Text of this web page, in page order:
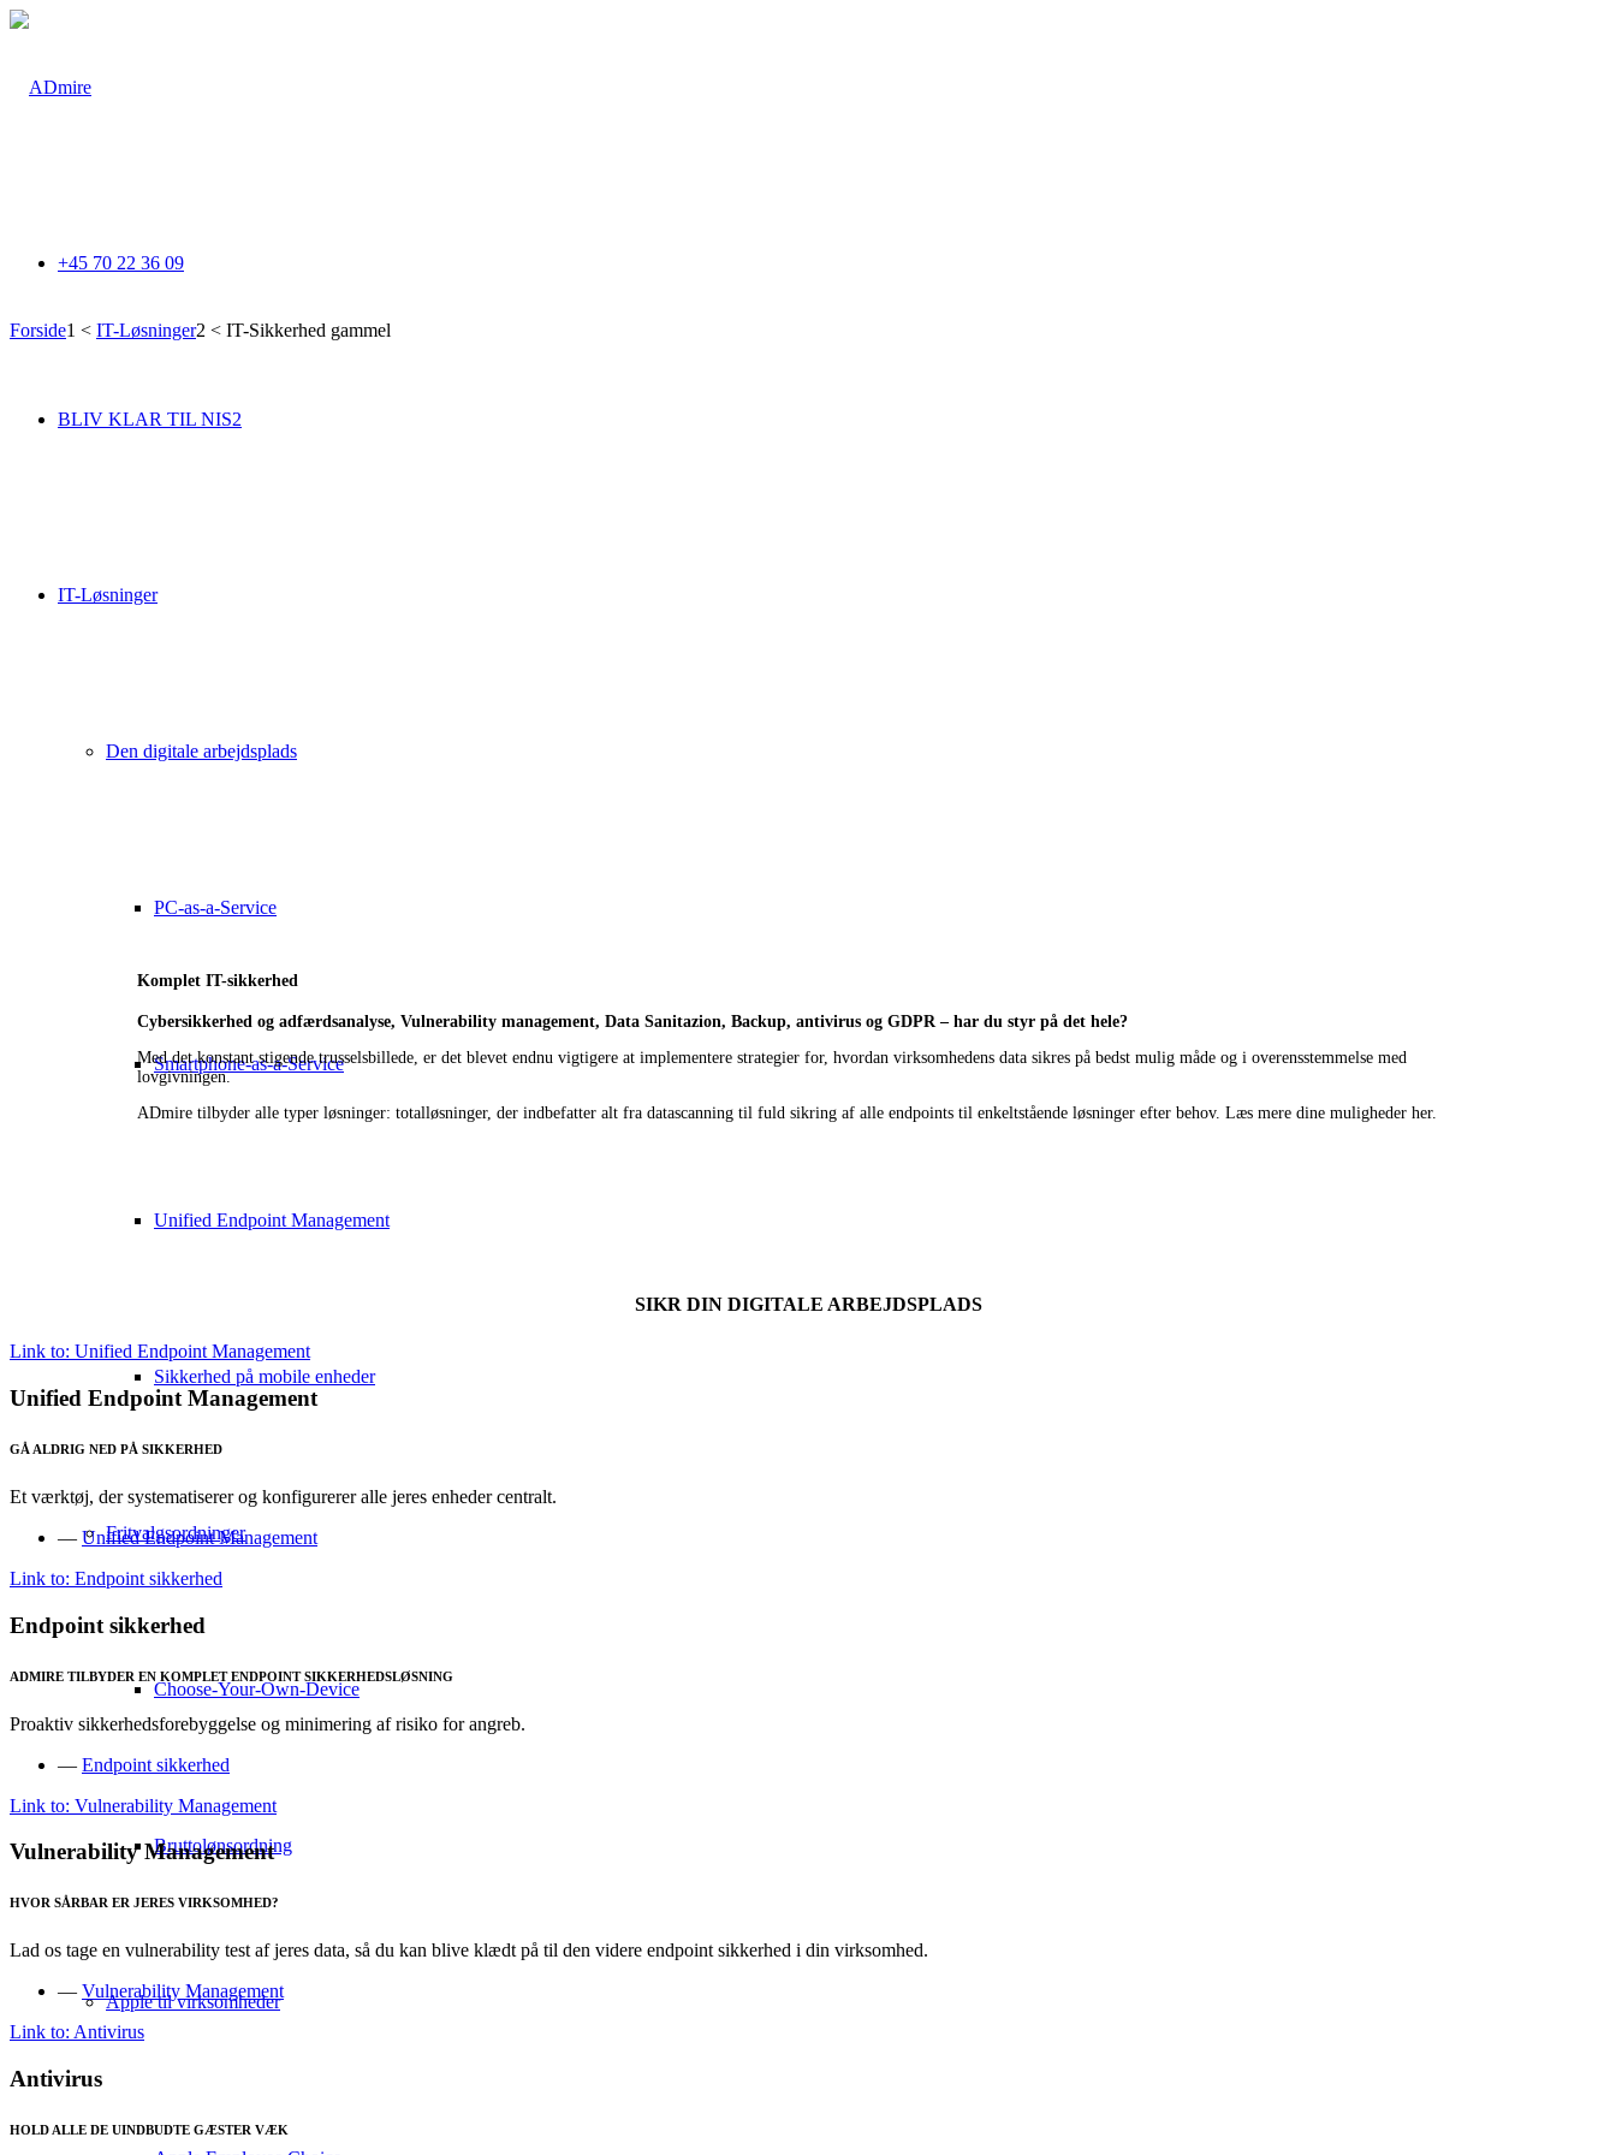
+45 70 22 36 09
BLIV KLAR TIL NIS2
IT-Løsninger
Den digitale arbejdsplads
PC-as-a-Service
Smartphone-as-a-Service
Unified Endpoint Management
Sikkerhed på mobile enheder
Fritvalgsordninger
Choose-Your-Own-Device
Bruttolønsordning
Apple til virksomheder
Forside1 < IT-Løsninger2 < IT-Sikkerhed gammel
Komplet IT-sikkerhed
Cybersikkerhed og adfærdsanalyse, Vulnerability management, Data Sanitazion, Backup, antivirus ogGDPR – har du styr på det hele?
Med det konstant stigende trusselsbillede, er det blevet endnu vigtigere at implementere strategier for, hvordan virksomhedens data sikres på bedst mulig måde og i overensstemmelse med
lovgivningen.
ADmire tilbyder alle typer løsninger: totalløsninger, der indbefatter alt fra datascanning til fuld sikring af alle endpoints til enkeltstående løsninger efter behov. Læs mere dine muligheder her.
SIKR DIN DIGITALE ARBEJDSPLADS
Link to: Unified Endpoint Management
Unified Endpoint Management
GÅ ALDRIG NED PÅ SIKKERHED
Et værktøj, der systematiserer og konfigurerer alle jeres enheder centralt.
— Unified Endpoint Management
Link to: Endpoint sikkerhed
Endpoint sikkerhed
ADMIRE TILBYDER EN KOMPLET ENDPOINT SIKKERHEDSLØSNING
Proaktiv sikkerhedsforebyggelse og minimering af risiko for angreb.
— Endpoint sikkerhed
Link to: Vulnerability Management
Vulnerability Management
HVOR SÅRBAR ER JERES VIRKSOMHED?
Lad os tage en vulnerability test af jeres data, så du kan blive klædt på til den videre endpoint sikkerhed i din virksomhed.
— Vulnerability Management
Link to: Antivirus
Antivirus
HOLD ALLE DE UINDBUDTE GÆSTER VÆK